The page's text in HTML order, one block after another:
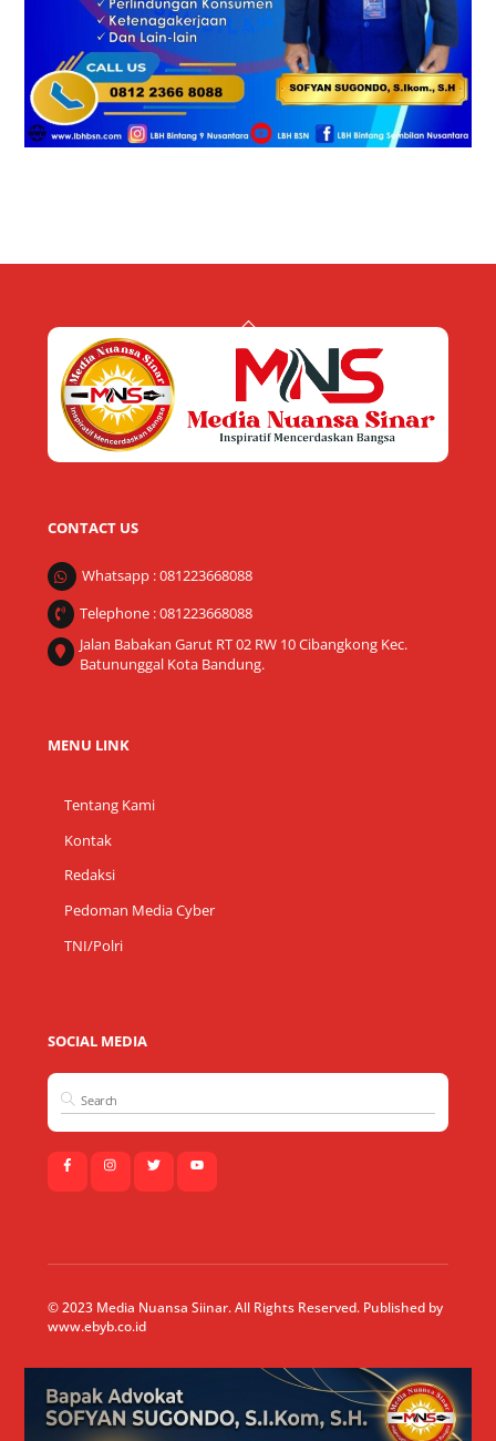
Back
Top
CONTACT US
Whatsapp : 081223668088
Telephone : 081223668088
Jalan Babakan Garut RT 02 RW 10 Cibangkong Kec.
Batununggal Kota Bandung.
MENU LINK
Tentang Kami
Kontak
Redaksi
Pedoman Media Cyber
TNI/Polri
SOCIAL MEDIA
© 2023 Media Nuansa Siinar. All Rights Reserved. Published by
www.ebyb.co.id